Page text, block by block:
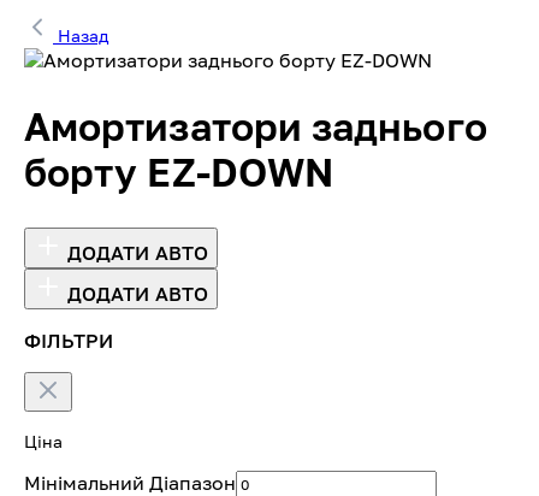
Назад
Амортизатори заднього
борту EZ-DOWN
ДОДАТИ АВТО
ДОДАТИ АВТО
ФІЛЬТРИ
Ціна
Мінімальний Діапазон